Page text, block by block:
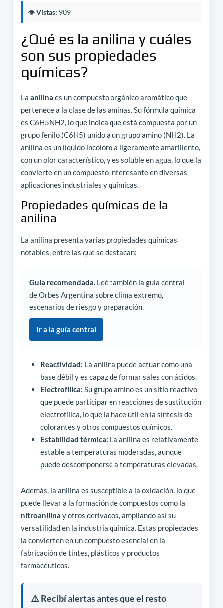
👁️Vistas: 909
¿Qué es la anilina y cuáles
son sus propiedades
químicas?
La anilina es un compuesto orgánico aromático que
pertenece a la clase de las aminas. Su fórmula química
es C6H5NH2, lo que indica que está compuesta por un
grupo fenilo (C6H5) unido a un grupo amino (NH2). La
anilina es un líquido incoloro a ligeramente amarillento,
con un olor característico, y es soluble en agua, lo que la
convierte en un compuesto interesante en diversas
aplicaciones industriales y químicas.
Propiedades químicas de la
anilina
La anilina presenta varias propiedades químicas
notables, entre las que se destacan:
Guía recomendada.Leé también la guía central
de Orbes Argentina sobre clima extremo,
escenarios de riesgo y preparación.
Ir a la guía central
Reactividad: La anilina puede actuar como una
base débil y es capaz de formar sales con ácidos.
Electrofílica: Su grupo amino es un sitio reactivo
que puede participar en reacciones de sustitución
electrofílica, lo que la hace útil en la síntesis de
colorantes y otros compuestos químicos.
Estabilidad térmica: La anilina es relativamente
estable a temperaturas moderadas, aunque
puede descomponerse a temperaturas elevadas.
Además, la anilina es susceptible a la oxidación, lo que
puede llevar a la formación de compuestos como la
nitroanilina y otros derivados, ampliando así su
versatilidad en la industria química. Estas propiedades
la convierten en un compuesto esencial en la
fabricación de tintes, plásticos y productos
farmacéuticos.
⚠️ Recibí alertas antes que el resto